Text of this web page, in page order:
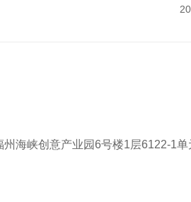
海峡创意产业园6号楼1层6122-1单